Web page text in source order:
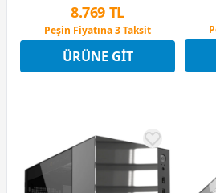
8.769 TL
Peşin Fiyatına 3 Taksit
12 Ay x 1.032 TL taksitle
Peşin Fiyatına 3 Taksit
ÜRÜNE GIT